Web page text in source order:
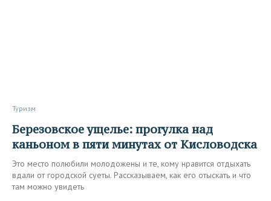
Туризм
Березовское ущелье: прогулка над
каньоном в пяти минутах от Кисловодска
Это место полюбили молодожены и те, кому нравится отдыхать
вдали от городской суеты. Рассказываем, как его отыскать и что
там можно увидеть